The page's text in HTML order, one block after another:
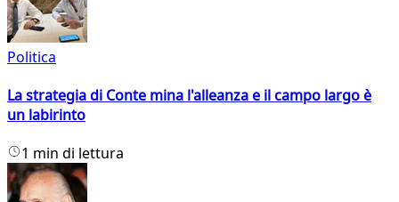
Politica
La strategia di Conte mina l'alleanza e il campo largo è
un labirinto
1 min di lettura